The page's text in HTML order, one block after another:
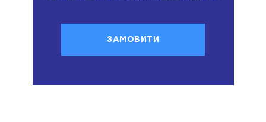
ЗАМОВИТИ